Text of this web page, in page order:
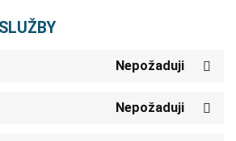
Nepožaduji
Nepožaduji